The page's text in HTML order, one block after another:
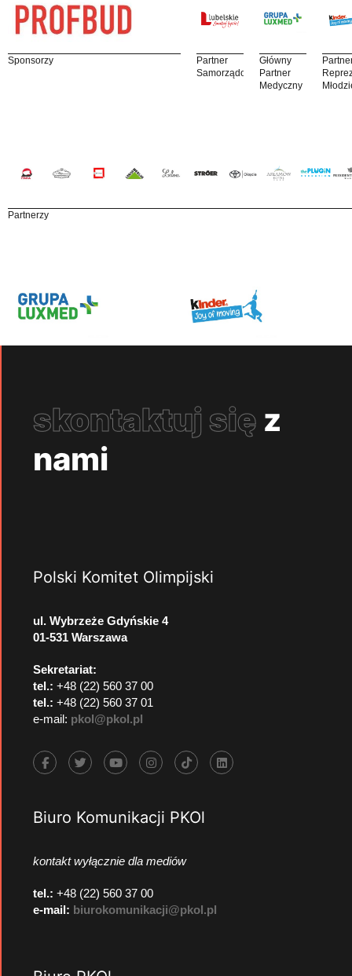
Sponsorzy
Partner
Samorządowy
Główny
Partner
Medyczny
Partnerzy
skontaktuj się z
nami
Polski Komitet Olimpijski
ul. Wybrzeże Gdyńskie 4
01-531 Warszawa
Sekretariat:
tel.: +48 (22) 560 37 00
tel.: +48 (22) 560 37 01
e-mail: pkol@pkol.pl
Biuro Komunikacji PKOl
kontakt wyłącznie dla mediów
tel.: +48 (22) 560 37 00
e-mail: biurokomunikacji@pkol.pl